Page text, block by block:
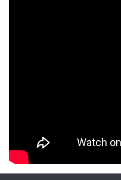
NYXmag 2. Yaş